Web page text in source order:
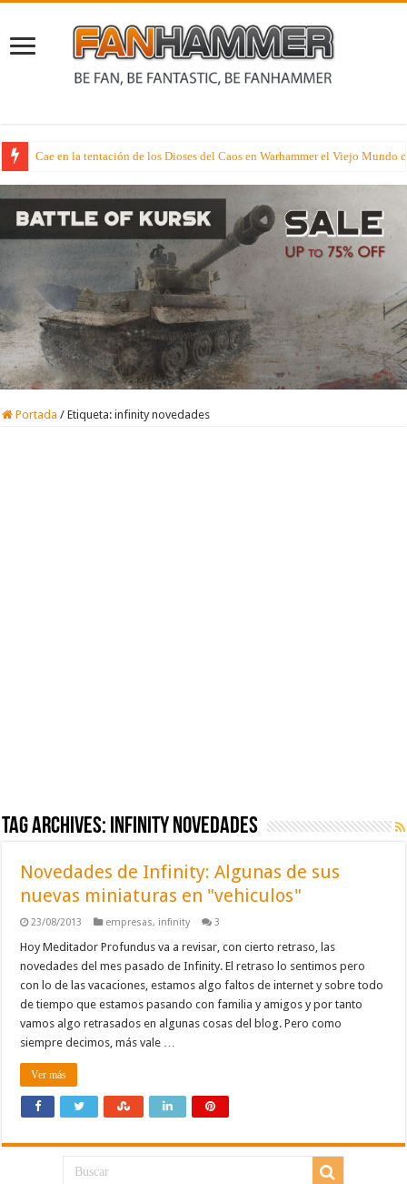
Cae en la tentación de los Dioses del Caos en Warhammer el Viejo Mundo
Portada / Etiqueta:infinity novedades
Tag Archives: infinity novedades
Novedades de Infinity: Algunas de sus
nuevas miniaturas en "vehiculos"
23/08/2013 empresas, infinity 3
Hoy Meditador Profundus va a revisar, con cierto retraso, las
novedades del mes pasado de Infinity. El retraso lo sentimos pero
con lo de las vacaciones, estamos algo faltos de internet y sobre todo
de tiempo que estamos pasando con familia y amigos y por tanto
vamos algo retrasados en algunas cosas del blog. Pero como
siempre decimos, más vale …
Ver más